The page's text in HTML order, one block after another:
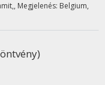
, Megjelenés: Belgium,